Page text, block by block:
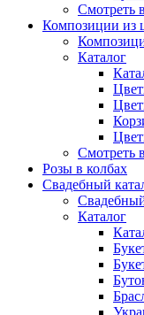
Смотреть
Композиции из
Каталог
Смотреть
Розы в колбах
Свадебный
Каталог